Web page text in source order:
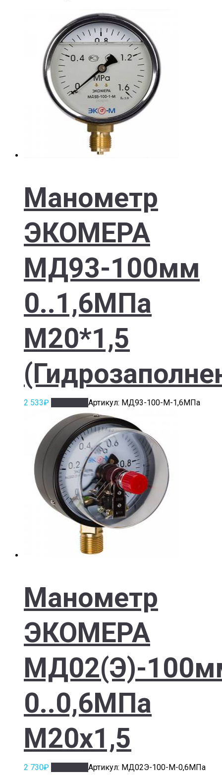
Манометр
ЭКОМЕРА
МД93-100мм
0..1,6МПа
М20*1,5
2 533₽ Артикул: МД93-100-М-1,6МПа
Манометр
ЭКОМЕРА
МД02(Э)-
0..0,6МПа
М20х1,5
2 730₽ Артикул: МД02Э-100-М-0,6МПа